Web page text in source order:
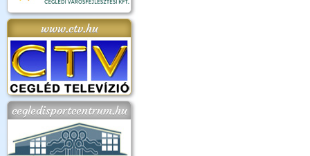
www.ctv.hu
cegledisportcentrum.hu